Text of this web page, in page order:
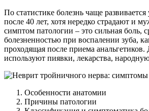
По статистике болезнь чаще
после 40 лет, хотя нередко страдают и
симптом патологии – это сильная боль,
болезненностью при воспалении зуба,
проходящая после приема анальгетиков.
используют пиявки, лекарства,
Особенности анатомии
Причины патологии